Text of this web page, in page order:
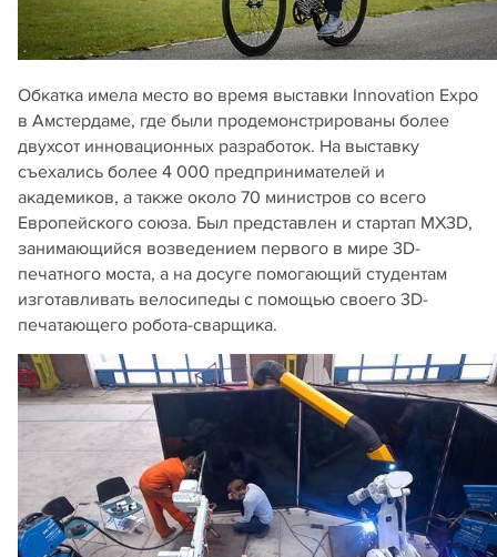
Обкатка имела место во время выставки Innovation Expo
в Амстердаме, где были продемонстрированы более
двухсот инновационных разработок. На выставку
съехались более 4 000 предпринимателей и
академиков, а также около 70 министров со всего
Европейского союза. Был представлен и стартап MX3D,
занимающийся возведением первого в мире 3D-
печатного моста, а на досуге помогающий студентам
изготавливать велосипеды с помощью своего 3D-
печатающего робота-сварщика.